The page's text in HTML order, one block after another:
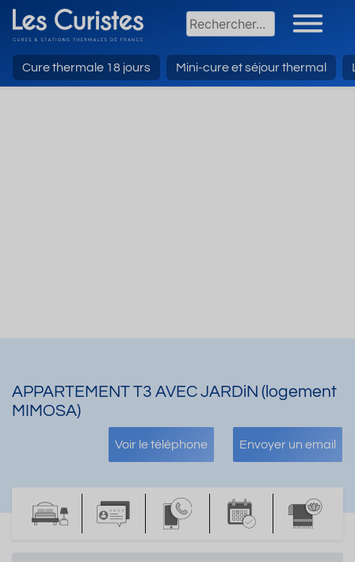
Cure thermale 18 jours Mini-cure et séjour thermal
APPARTEMENT T3 AVEC JARDiN (logement
MIMOSA)
Voir le téléphone Envoyer un email